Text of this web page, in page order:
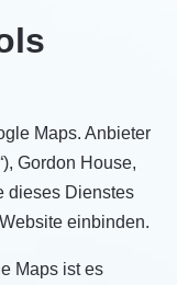
Maps. Anbieter
Gordon House,
dieses Dienstes
einbinden.
Maps ist es